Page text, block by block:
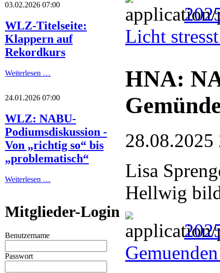
03.02.2026 07:00
WLZ-Titelseite:
Klappern auf
Rekordkurs
Weiterlesen …
24.01.2026 07:00
WLZ: NABU-
Podiumsdiskussion -
Von „richtig so“ bis
„problematisch“
Weiterlesen …
Mitglieder-Login
Benutzername
Passwort
Licht
HNA:
28.08.2025
Lisa
Hellwig